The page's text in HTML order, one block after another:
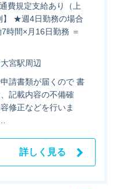
費規定支給あり（上
】 ★週4日勤務の場合
時間×月16日勤務 ＝
宮駅周辺
請書類が届くので 書
記載内容の不備確
修正などを行いま
詳しく見る